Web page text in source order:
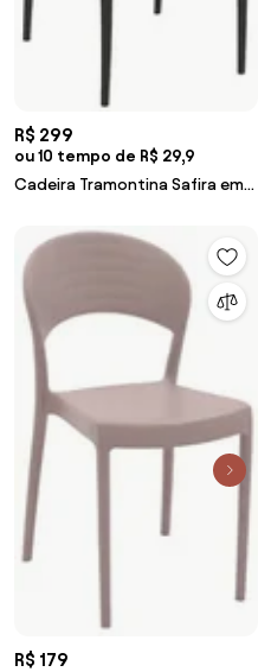
R$ 299
ou 10 tempo de R$ 29,9
Cadeira Tramontina Safira em
R$ 179